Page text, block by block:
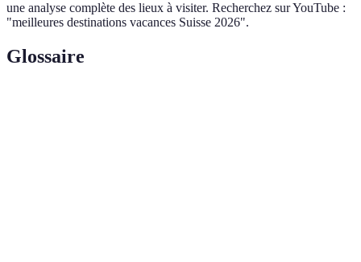
une analyse complète des lieux à visiter. Recherchez sur YouTube :
"meilleures destinations vacances Suisse 2026".
Glossaire